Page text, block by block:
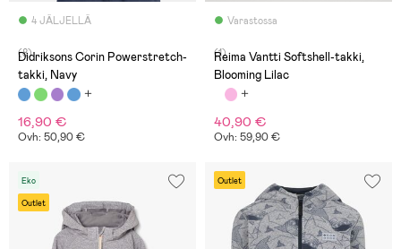
4 JÄLJELLÄ
(8)
Didriksons Corin Powerstretch-
takki, Navy
16,90 €
Ovh: 50,90 €
Varastossa
(1)
Reima Vantti Softshell-takki,
Blooming Lilac
40,90 €
Ovh: 59,90 €
Eko
Outlet
Outlet